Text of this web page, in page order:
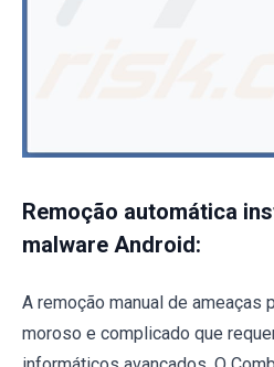
Remoção automática
malware Android:
A remoção manual de ameaças
moroso e complicado que